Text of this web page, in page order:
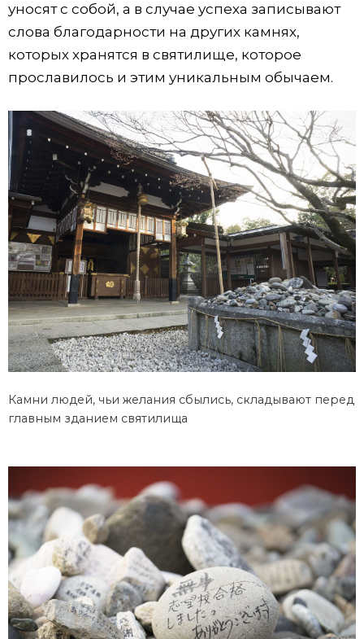
уносят с собой, а в случае успеха записывают
слова благодарности на других камнях,
которых хранятся в святилище, которое
прославилось и этим уникальным обычаем.
Камни людей, чьи желания сбылись, складывают перед
главным зданием святилища